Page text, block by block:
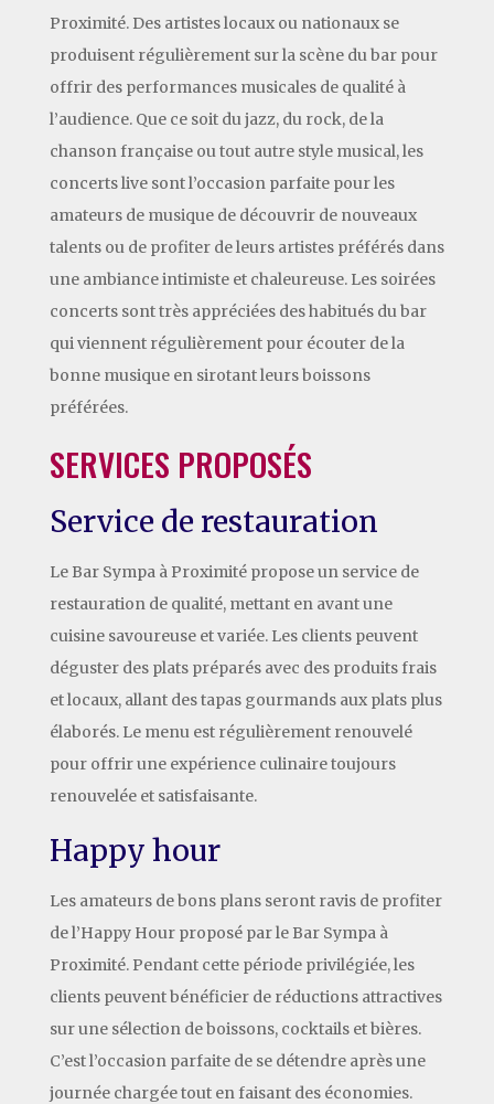
Proximité. Des artistes locaux ou nationaux se
produisent régulièrement sur la scène du bar pour
offrir des performances musicales de qualité à
l’audience. Que ce soit du jazz, du rock, de la
chanson française ou tout autre style musical, les
concerts live sont l’occasion parfaite pour les
amateurs de musique de découvrir de nouveaux
talents ou de profiter de leurs artistes préférés dans
une ambiance intimiste et chaleureuse. Les soirées
concerts sont très appréciées des habitués du bar
qui viennent régulièrement pour écouter de la
bonne musique en sirotant leurs boissons
préférées.
SERVICES PROPOSÉS
Service de restauration
Le Bar Sympa à Proximité propose un service de
restauration de qualité, mettant en avant une
cuisine savoureuse et variée. Les clients peuvent
déguster des plats préparés avec des produits frais
et locaux, allant des tapas gourmands aux plats plus
élaborés. Le menu est régulièrement renouvelé
pour offrir une expérience culinaire toujours
renouvelée et satisfaisante.
Happy hour
Les amateurs de bons plans seront ravis de profiter
de l’Happy Hour proposé par le Bar Sympa à
Proximité. Pendant cette période privilégiée, les
clients peuvent bénéficier de réductions attractives
sur une sélection de boissons, cocktails et bières.
C’est l’occasion parfaite de se détendre après une
journée chargée tout en faisant des économies.